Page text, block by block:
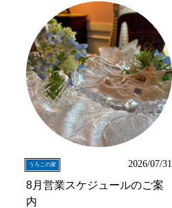
うろこの家 2026/07/31
8月営業スケジュールのご案
内